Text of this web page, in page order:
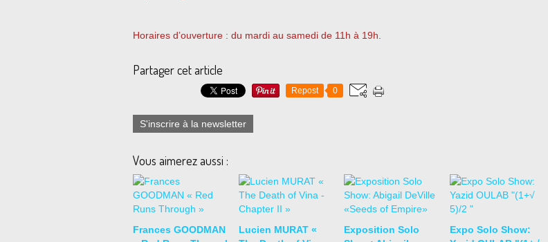
Horaires d’ouverture : du mardi au samedi de 11h à 19h.
Partager cet article
Repost 0
S'inscrire à la newsletter
Vous aimerez aussi :
Frances GOODMAN
Lucien MURAT «
Exposition Solo
Expo Solo Show: